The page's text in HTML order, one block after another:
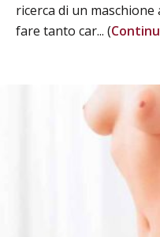
ricerca di un
fare tanto car... (